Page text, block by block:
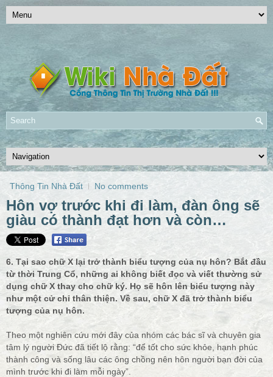
Thông Tin Nhà Đất No comments
Hôn vợ trước khi đi làm, đàn ông sẽ
giàu có thành đạt hơn và còn…
6. Tại sao chữ X lại trở thành biểu tượng của nụ hôn? Bắt đầu
từ thời Trung Cổ, những ai không biết đọc và viết thường sử
dụng chữ X thay cho chữ ký. Họ sẽ hôn lên biểu tượng này
như một cử chỉ thân thiện. Về sau, chữ X đã trở thành biểu
tượng của nụ hôn.
Theo một nghiên cứu mới đây của nhóm các bác sĩ và chuyên gia
tâm lý người Đức đã tiết lộ rằng: “để tốt cho sức khỏe, hạnh phúc
thành công và sống lâu các ông chồng nên hôn người bạn đời của
mình trước khi đi làm mỗi ngày”.